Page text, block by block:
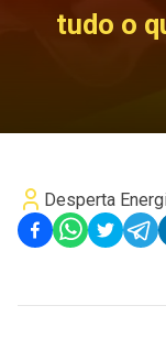
tudo o
Desperta